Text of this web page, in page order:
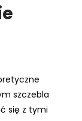
szczebla
się z tymi